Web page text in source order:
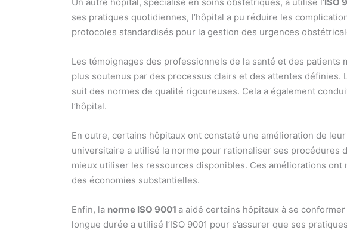
ses pratiques quotidiennes, l’hôpital a pu réduire les
protocoles standardisés pour la gestion des urgences
Les témoignages des professionnels de la santé et des patients
plus soutenus par des processus clairs et des attentes
suit des normes de qualité rigoureuses. Cela a également
l’hôpital.
En outre, certains hôpitaux ont constaté une amélioration de
universitaire a utilisé la norme pour rationaliser ses procédures
mieux utiliser les ressources disponibles. Ces améliorations
des économies substantielles.
Enfin, la norme ISO 9001 a aidé certains hôpitaux à se
longue durée a utilisé l’ISO 9001 pour s’assurer que ses